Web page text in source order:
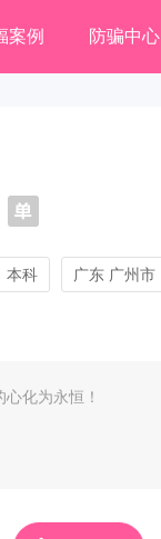
案例 防骗中心
本科 广东 广州市
化为永恒！